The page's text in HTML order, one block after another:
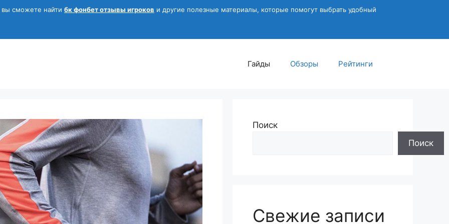
сможете найти бк фонбет отзывы игроков и другие полезные материалы, которые помогут выбрать удобный
Гайды Обзоры Рейтинги
Поиск
Поиск
Свежие записи